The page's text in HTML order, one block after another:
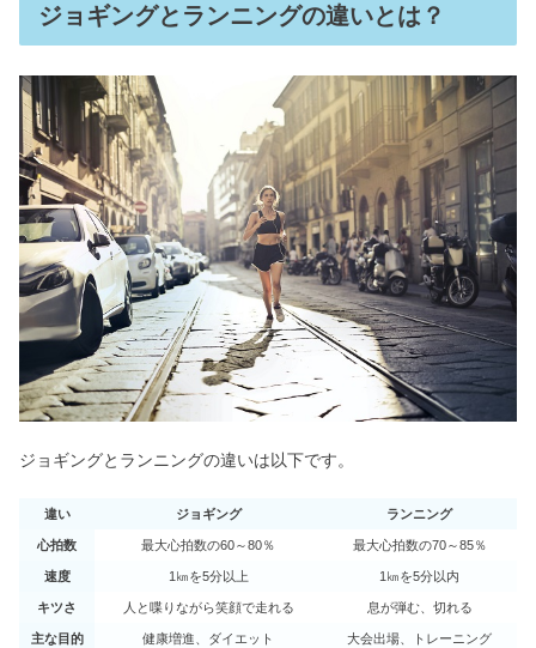
ジョギングとランニングの違いとは？
ジョギングとランニングの違いは以下です。
違い ジョギング ランニング
心拍数 最大心拍数の60～80％ 最大心拍数の70～85％
速度 1㎞を5分以上 1㎞を5分以内
キツさ 人と喋りながら笑顔で走れる 息が弾む、切れる
主な目的 健康増進、ダイエット 大会出場、トレーニング